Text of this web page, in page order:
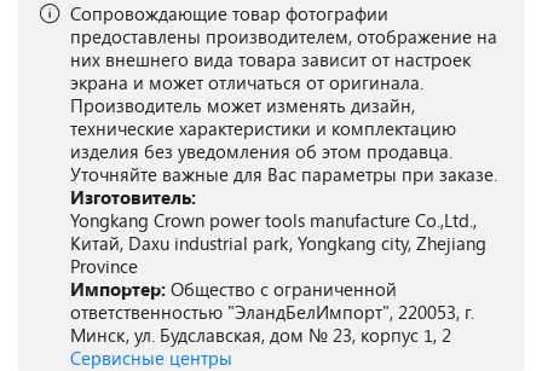
Сопровождающие товар фотографии
предоставлены производителем, отображение на
них внешнего вида товара зависит от настроек
экрана и может отличаться от оригинала.
Производитель может изменять дизайн,
технические характеристики и комплектацию
изделия без уведомления об этом продавца.
Уточняйте важные для Вас параметры при заказе.
Изготовитель:
Yongkang Crown power tools manufacture Co.,Ltd.,
Китай, Daxu industrial park, Yongkang city, Zhejiang
Province
Импортер: Общество с ограниченной
ответственностью "ЭландБелИмпорт", 220053, г.
Минск, ул. Будславская, дом № 23, корпус 1, 2
Сервисные центры